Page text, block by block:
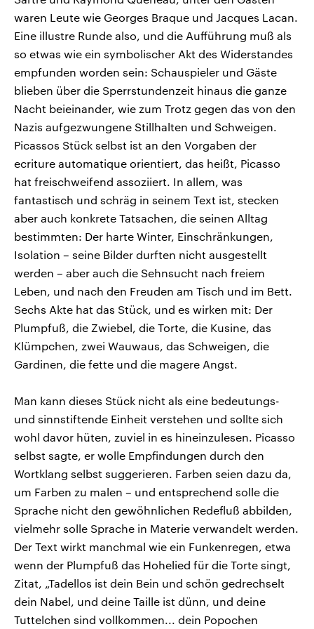
waren Leute wie Georges Braque und Jacques Lacan.
Eine illustre Runde also, und die Aufführung muß als
so etwas wie ein symbolischer Akt des Widerstandes
empfunden worden sein: Schauspieler und Gäste
blieben über die Sperrstundenzeit hinaus die ganze
Nacht beieinander, wie zum Trotz gegen das von den
Nazis aufgezwungene Stillhalten und Schweigen.
Picassos Stück selbst ist an den Vorgaben der
ecriture automatique orientiert, das heißt, Picasso
hat freischweifend assoziiert. In allem, was
fantastisch und schräg in seinem Text ist, stecken
aber auch konkrete Tatsachen, die seinen Alltag
bestimmten: Der harte Winter, Einschränkungen,
Isolation – seine Bilder durften nicht ausgestellt
werden – aber auch die Sehnsucht nach freiem
Leben, und nach den Freuden am Tisch und im Bett.
Sechs Akte hat das Stück, und es wirken mit: Der
Plumpfuß, die Zwiebel, die Torte, die Kusine, das
Klümpchen, zwei Wauwaus, das Schweigen, die
Gardinen, die fette und die magere Angst.
Man kann dieses Stück nicht als eine bedeutungs-
und sinnstiftende Einheit verstehen und sollte sich
wohl davor hüten, zuviel in es hineinzulesen. Picasso
selbst sagte, er wolle Empfindungen durch den
Wortklang selbst suggerieren. Farben seien dazu da,
um Farben zu malen – und entsprechend solle die
Sprache nicht den gewöhnlichen Redefluß abbilden,
vielmehr solle Sprache in Materie verwandelt werden.
Der Text wirkt manchmal wie ein Funkenregen, etwa
wenn der Plumpfuß das Hohelied für die Torte singt,
Zitat, „Tadellos ist dein Bein und schön gedrechselt
dein Nabel, und deine Taille ist dünn, und deine
Tuttelchen sind vollkommen... dein Popochen